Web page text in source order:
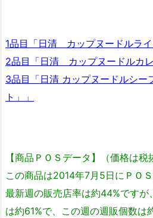
1品目「日清 カップヌードルライ
2品目「日清 カップヌードルカレ
3品目「日清 カップヌードルシー
ト」」
【商品ＰＯＳデータ】（価格は税
この商品は2014年7月5日にＰＯ
最新週の販売店率は約44%ですが
は約61%で、この週の週販個数は